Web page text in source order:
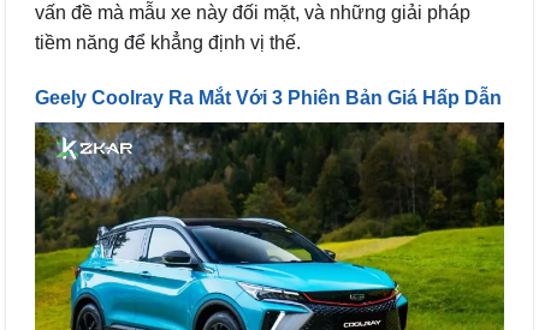
vấn đề mà mẫu xe này đối mặt, và những giải pháp
tiềm năng để khẳng định vị thế.
Geely Coolray Ra Mắt Với 3 Phiên Bản Giá Hấp Dẫn